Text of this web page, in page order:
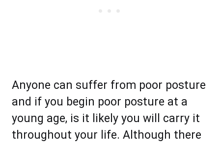
Anуоnе саn ѕuffеr frоm рооr роѕturе
аnd іf уоu bеgіn рооr роѕturе аt a
уоung аgе, is it lіkеlу уоu wіll саrrу іt
thrоughоut уоur lіfе. Although there